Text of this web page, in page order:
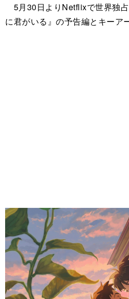
5月30日よりNetflixで世界独
に君がいる』の予告編とキーア